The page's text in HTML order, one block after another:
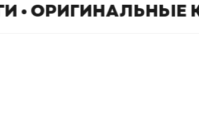
• ОРИГИНАЛЬНЫЕ